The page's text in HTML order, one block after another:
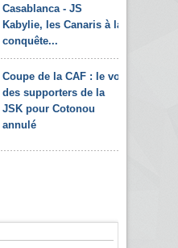
Casablanca - JS
Kabylie, les Canaris à la
conquête...
Coupe de la CAF : le vol
des supporters de la
JSK pour Cotonou
annulé